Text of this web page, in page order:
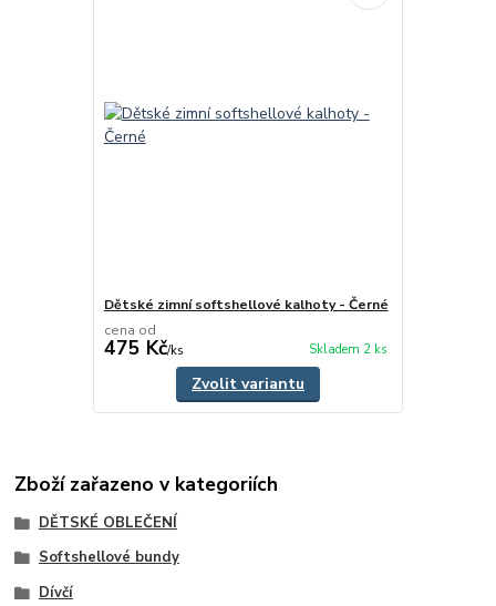
Dětské zimní softshellové kalhoty - Černé
cena od
475 Kč/ks Skladem 2 ks
Zvolit variantu
Zboží zařazeno v kategoriích
DĚTSKÉ OBLEČENÍ
Softshellové bundy
Dívčí